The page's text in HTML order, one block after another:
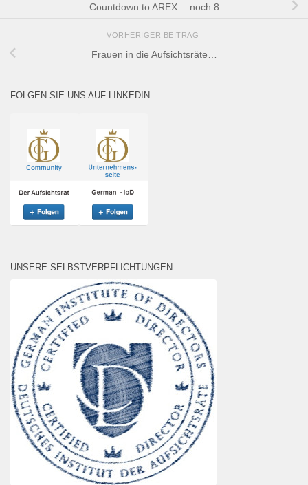
Countdown to AREX… noch 8
VORHERIGER BEITRAG
Frauen in die Aufsichtsräte…
FOLGEN SIE UNS AUF LINKEDIN
UNSERE SELBSTVERPFLICHTUNGEN